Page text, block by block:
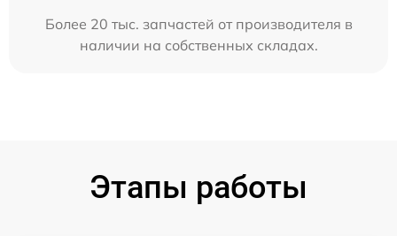
Более 20 тыс. запчастей от производителя в
наличии на собственных складах.
Этапы работы